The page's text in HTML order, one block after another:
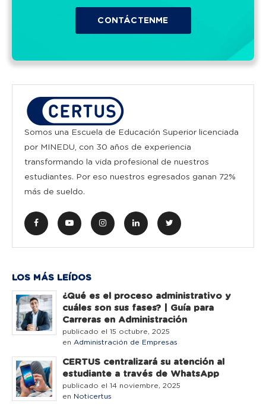
Somos una Escuela de Educación Superior licenciada
por MINEDU, con 30 años de experiencia
transformando la vida profesional de nuestros
estudiantes. Por eso nuestros egresados ganan 72%
más de sueldo.
LOS MÁS LEÍDOS
¿Qué es el proceso administrativo y
cuáles son sus fases? | Guía para
Carreras en Administración
publicado el 15 octubre, 2025
en Administración de Empresas
CERTUS centralizará su atención al
estudiante a través de WhatsApp
publicado el 14 noviembre, 2025
en Noticertus